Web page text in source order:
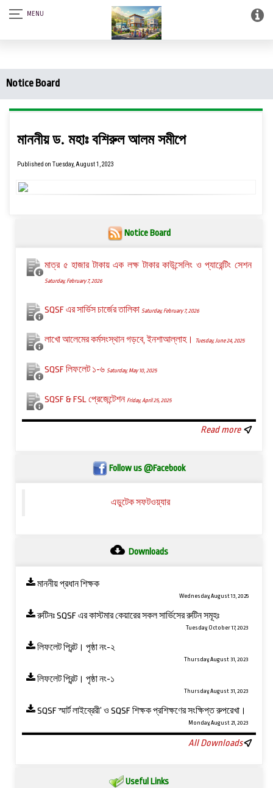
আস-সালামু আলাইকুম। SQSF-কাউন্সেলিং সেন্টার এন্ড স্মার্ট লাইব্রেরী (আত্নশুদ্ধির
সফটওয়্যার)।
Notice Board
মাননীয় ড. মহাঃ বশিরুল আলম সমীপে
Published on Tuesday, August 1, 2023
Notice Board
মাত্র ৫ হাজার টাকায় এক লক্ষ টাকার কাউন্সেলিং ও প্যারেন্টিং সেশন
Saturday, February 7, 2026
SQSF এর সার্ভিস চার্জের তালিকা Saturday, February 7, 2026
লাখো আলেমের কর্মসংস্থান গড়বে, ইনশাআল্লাহ। Tuesday, June 24, 2025
SQSF লিফলেট ১-৬ Saturday, May 10, 2025
SQSF & FSL প্রেজেন্টেশন Friday, April 25, 2025
Read more
Follow us @Facebook
এডুটেক সফটওয়্যার
Downloads
মাননীয় প্রধান শিক্ষক
Wednesday, August 13, 2025
রুটিনঃ SQSF এর কাস্টমার কেয়ারের সকল সার্ভিসের রুটিন সমূহঃ
Tuesday, October 17, 2023
লিফলেট প্রিন্ট। পৃষ্ঠা নং-২
Thursday, August 31, 2023
লিফলেট প্রিন্ট। পৃষ্ঠা নং-১
Thursday, August 31, 2023
SQSF স্মার্ট লাইব্রেরী’ ও ‍SQSF শিক্ষক প্রশিক্ষণের সংক্ষিপ্ত রুপরেখা।
Monday, August 21, 2023
All Downloads
Useful Links